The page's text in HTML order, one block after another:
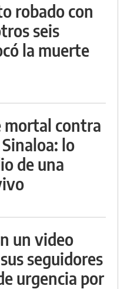
robado con
seis
la muerte
mortal contra
lo
de una
un video
seguidores
urgencia por